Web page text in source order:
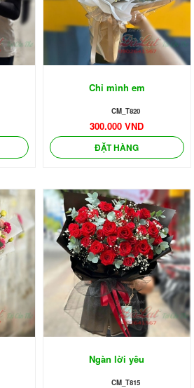
Chỉ mình em
CM_T820
300.000 VND
ĐẶT HÀNG
Ngàn lời yêu
CM_T815
🌼